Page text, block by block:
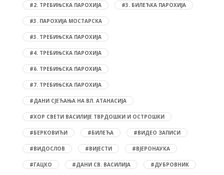
#2. ТРЕБИЊСКА ПАРОХИЈА #3. БИЛЕЋКА ПАРОХИЈА
#3. ПАРОХИЈА МОСТАРСКА
#3. ТРЕБИЊСКА ПАРОХИЈА
#4. ТРЕБИЊСКА ПАРОХИЈА
#6. ТРЕБИЊСКА ПАРОХИЈА
#7. ТРЕБИЊСКА ПАРОХИЈА
#ДАНИ СЈЕЋАЊА НА ВЛ. АТАНАСИЈА
#ХОР СВЕТИ ВАСИЛИЈЕ ТВРДОШКИ И ОСТРОШКИ
#БЕРКОВИЋИ #БИЛЕЋА #ВИДЕО ЗАПИСИ
#ВИДОСЛОВ #ВИЈЕСТИ #ВЈЕРОНАУКА
#ГАЦКО #ДАНИ СВ. ВАСИЛИЈА #ДУБРОВНИК